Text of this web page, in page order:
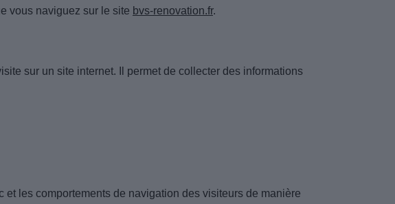
vous naviguez sur le site bvs-renovation.fr.
sur un site internet. Il permet de collecter des informations
et les comportements de navigation des visiteurs de manière